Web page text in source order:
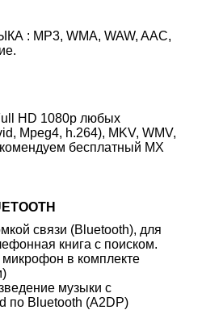
: MP3, WMA, WAW, AAC,
HD 1080p любых
Mpeg4, h.264), MKV, WMV,
бесплатный MX
связи (Bluetooth), для
книга с поиском.
в комплекте
музыки с
по Bluetooth (A2DP)